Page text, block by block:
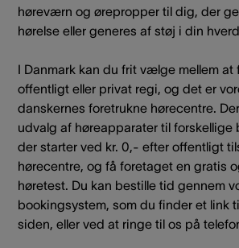
høreværn og ørepropper til dig, der
hørelse eller generes af støj i din
I Danmark kan du frit vælge mellem at
offentligt eller privat regi, og det er
danskernes foretrukne hørecentre.
udvalg af høreapparater til forskellige
der starter ved kr. 0,- efter offentligt
hørecentre, og få foretaget en gratis
høretest. Du kan bestille tid gennem
bookingsystem, som du finder et link
siden, eller ved at ringe til os på